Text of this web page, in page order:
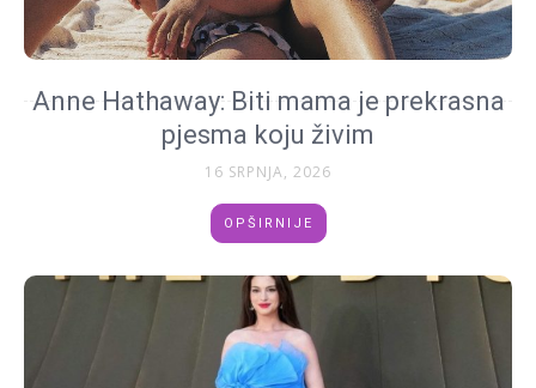
Anne Hathaway: Biti mama je prekrasna
pjesma koju živim
16 SRPNJA, 2026
OPŠIRNIJE